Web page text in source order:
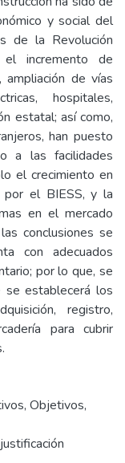
y social del
de la Revolución
el incremento de
ampliación de vías
hospitales,
estatal; así como,
han puesto
a las facilidades
el crecimiento en
por el BIESS, y la
en el mercado
conclusiones se
con adecuados
por lo que, se
se establecerá los
registro,
para cubrir
, Objetivos,